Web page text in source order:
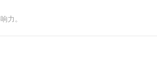
力。